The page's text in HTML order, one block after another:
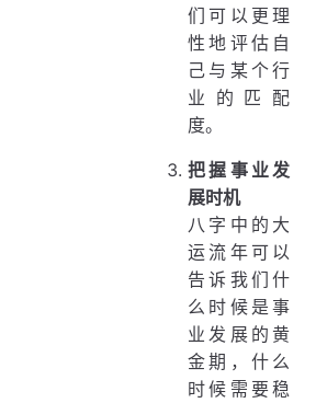
们可以更理
性地评估自
己与某个行
业的匹配
度。
把握事业发
展时机
八字中的大
运流年可以
告诉我们什
么时候是事
业发展的黄
金期，什么
时候需要稳